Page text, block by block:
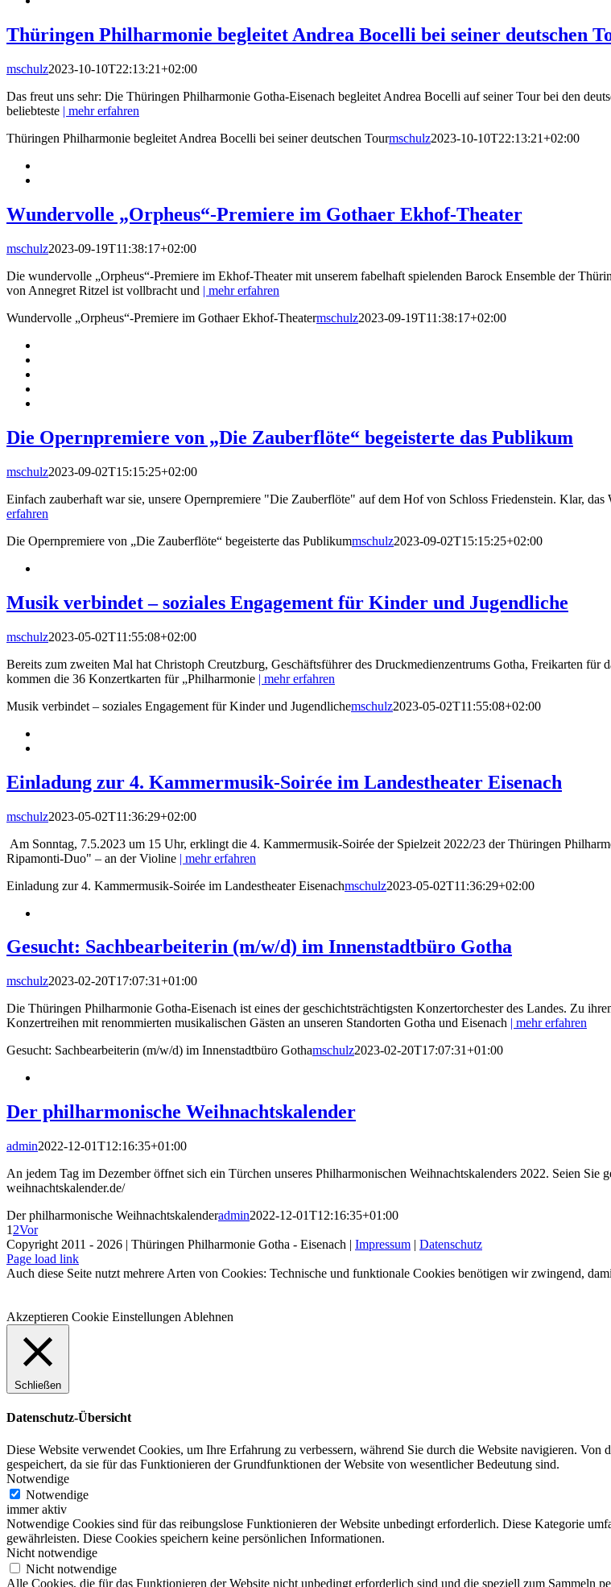
Thüringen Philharmonie begleitet Andrea Bocelli bei seiner deutschen
mschulz2023-10-10T22:13:21+02:00
Das freut uns sehr: Die Thüringen Philharmonie Gotha-Eisenach begleitet Andrea Bocelli auf seiner Tour bei den
beliebteste | mehr erfahren
Thüringen Philharmonie begleitet Andrea Bocelli bei seiner deutschen Tourmschulz2023-10-10T22:13:21+02:00
Wundervolle „Orpheus“-Premiere im Gothaer Ekhof-Theater
mschulz2023-09-19T11:38:17+02:00
Die wundervolle „Orpheus“-Premiere im Ekhof-Theater mit unserem fabelhaft spielenden Barock Ensemble der
von Annegret Ritzel ist vollbracht und | mehr erfahren
Wundervolle „Orpheus“-Premiere im Gothaer Ekhof-Theatermschulz2023-09-19T11:38:17+02:00
Die Opernpremiere von „Die Zauberflöte“ begeisterte das Publikum
mschulz2023-09-02T15:15:25+02:00
Einfach zauberhaft war sie, unsere Opernpremiere "Die Zauberflöte" auf dem Hof von Schloss Friedenstein. Klar,
erfahren
Die Opernpremiere von „Die Zauberflöte“ begeisterte das Publikummschulz2023-09-02T15:15:25+02:00
Musik verbindet – soziales Engagement für Kinder und Jugendliche
mschulz2023-05-02T11:55:08+02:00
Bereits zum zweiten Mal hat Christoph Creutzburg, Geschäftsführer des Druckmedienzentrums Gotha, Freikarten
kommen die 36 Konzertkarten für „Philharmonie | mehr erfahren
Musik verbindet – soziales Engagement für Kinder und Jugendlichemschulz2023-05-02T11:55:08+02:00
Einladung zur 4. Kammermusik-Soirée im Landestheater Eisenach
mschulz2023-05-02T11:36:29+02:00
Am Sonntag, 7.5.2023 um 15 Uhr, erklingt die 4. Kammermusik-Soirée der Spielzeit 2022/23 der Thüringen
Ripamonti-Duo" – an der Violine | mehr erfahren
Einladung zur 4. Kammermusik-Soirée im Landestheater Eisenachmschulz2023-05-02T11:36:29+02:00
Gesucht: Sachbearbeiterin (m/w/d) im Innenstadtbüro Gotha
mschulz2023-02-20T17:07:31+01:00
Die Thüringen Philharmonie Gotha-Eisenach ist eines der geschichtsträchtigsten Konzertorchester des Landes. Zu
Konzertreihen mit renommierten musikalischen Gästen an unseren Standorten Gotha und Eisenach | mehr erfahren
Gesucht: Sachbearbeiterin (m/w/d) im Innenstadtbüro Gothamschulz2023-02-20T17:07:31+01:00
Der philharmonische Weihnachtskalender
admin2022-12-01T12:16:35+01:00
An jedem Tag im Dezember öffnet sich ein Türchen unseres Philharmonischen Weihnachtskalenders 2022. Seien
weihnachtskalender.de/
Der philharmonische Weihnachtskalenderadmin2022-12-01T12:16:35+01:00
1 2Vor
Copyright 2011 - 2026 | Thüringen Philharmonie Gotha - Eisenach | Impressum | Datenschutz
Facebook
Instagram
WhatsApp
YouTube
E-
Mail
Telefon
Page load link
Auch diese Seite nutzt mehrere Arten von Cookies: Technische und funktionale Cookies benötigen wir zwingend,
Akzeptieren Cookie Einstellungen Ablehnen
Schließen
Datenschutz-Übersicht
Diese Website verwendet Cookies, um Ihre Erfahrung zu verbessern, während Sie durch die Website navigieren.
gespeichert, da sie für das Funktionieren der Grundfunktionen der Website von wesentlicher Bedeutung sind.
Notwendige
Notwendige
immer aktiv
Notwendige Cookies sind für das reibungslose Funktionieren der Website unbedingt erforderlich. Diese Kategorie
gewährleisten. Diese Cookies speichern keine persönlichen Informationen.
Nicht notwendige
Nicht notwendige
Alle Cookies, die für das Funktionieren der Website nicht unbedingt erforderlich sind und die speziell zum Sammeln